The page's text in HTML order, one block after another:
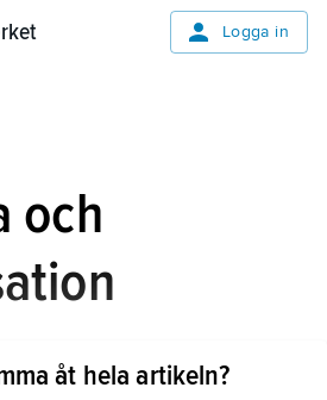
Logga in
och
åt hela artikeln?